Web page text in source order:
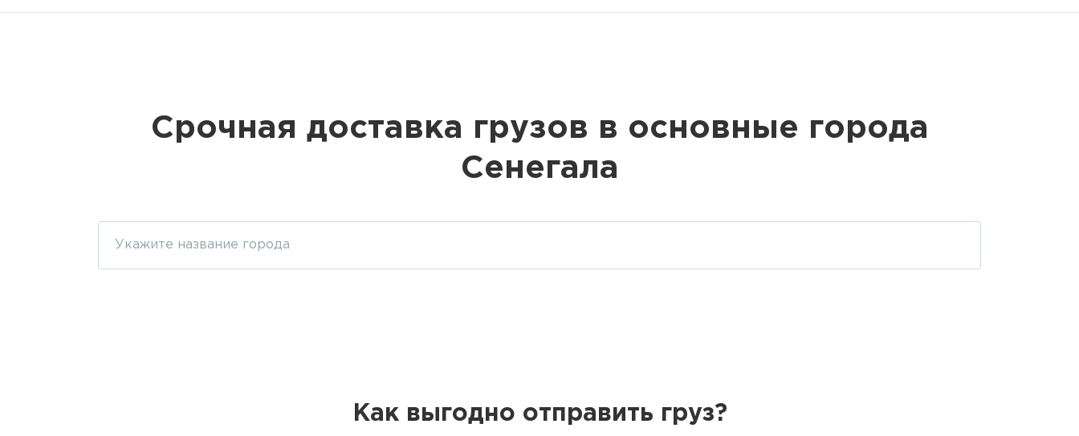
Срочная доставка грузов в основные города
Сенегала
Как выгодно отправить груз?